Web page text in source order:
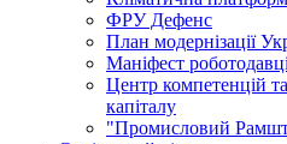
ФРУ Дефенс
План модернізації
Маніфест
Центр компетенцій
капіталу
"Промисловий